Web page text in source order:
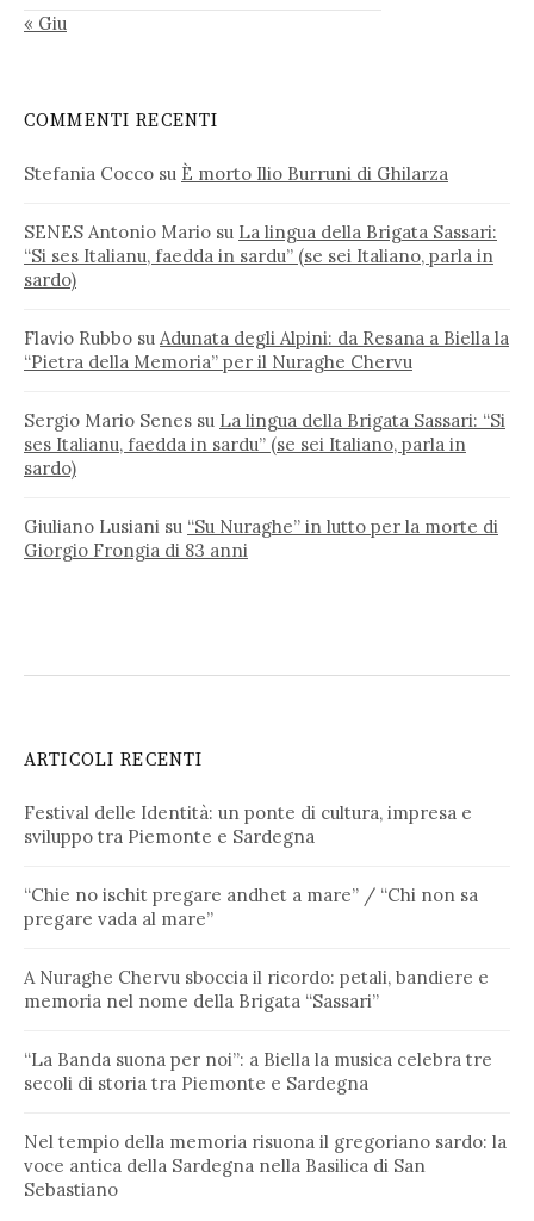
« Giu
COMMENTI RECENTI
Stefania Cocco su È morto Ilio Burruni di Ghilarza
SENES Antonio Mario su La lingua della Brigata Sassari:
“Si ses Italianu, faedda in sardu” (se sei Italiano, parla in
sardo)
Flavio Rubbo su Adunata degli Alpini: da Resana a Biella la
“Pietra della Memoria” per il Nuraghe Chervu
Sergio Mario Senes su La lingua della Brigata Sassari: “Si
ses Italianu, faedda in sardu” (se sei Italiano, parla in
sardo)
Giuliano Lusiani su “Su Nuraghe” in lutto per la morte di
Giorgio Frongia di 83 anni
ARTICOLI RECENTI
Festival delle Identità: un ponte di cultura, impresa e
sviluppo tra Piemonte e Sardegna
“Chie no ischit pregare andhet a mare” / “Chi non sa
pregare vada al mare”
A Nuraghe Chervu sboccia il ricordo: petali, bandiere e
memoria nel nome della Brigata “Sassari”
“La Banda suona per noi”: a Biella la musica celebra tre
secoli di storia tra Piemonte e Sardegna
Nel tempio della memoria risuona il gregoriano sardo: la
voce antica della Sardegna nella Basilica di San
Sebastiano